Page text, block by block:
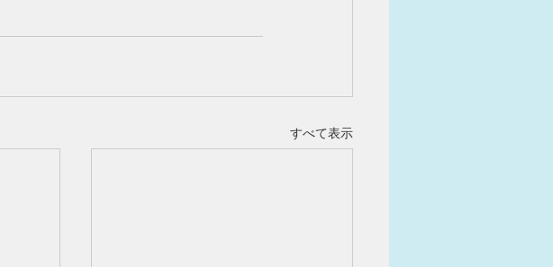
すべて表示